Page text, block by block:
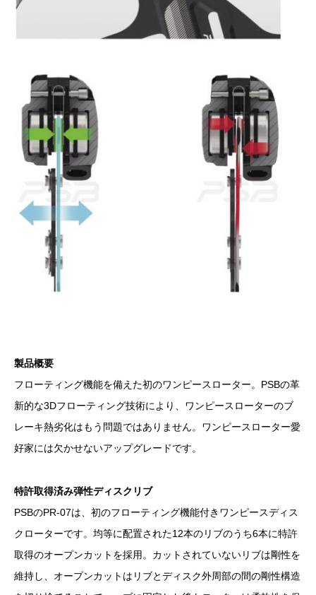
製品概要
フローティング機能を備えた初のワンピースローター。PSBの革
新的な3Dフローティング技術により、ワンピースローターのブ
レーキ熱劣化はもう問題ではありません。ワンピースローター愛
好家には欠かせないアップグレードです。
特許取得済み弾性ディスクリブ
PSBのPR-07は、初のフローティング機能付きワンピースディス
クローターです。均等に配置された12本のリブのうち6本に特許
取得のオープンカットを採用。カットされていないリブは剛性を
維持し、オープンカットはリブとディスク外周部の間の剛性構造